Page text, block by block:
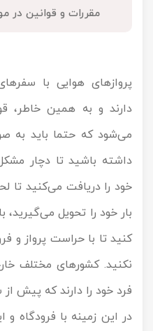
مقررات و قوانین در
پروازهای هوایی با
دارند و به همین خاطر،
می‌شود که حتما باید به
داشته باشید تا دچار
خود را دریافت می‌کنید تا
بار خود را تحویل می‌گیرید،
کنید تا با حراست پرواز و
نکنید. کشورهای مختلف
فرد خود را دارند که پیش
در این زمینه با فرودگاه و
تور کویر کاراکال
تور کویر مصر
تور کویر ابوزیدآباد
تور ماسوله
تور مرداب سراوان
تور کیش از ساری
اقساطی
تور قزاقستان اقساطی
تور زیارتی اقساطی